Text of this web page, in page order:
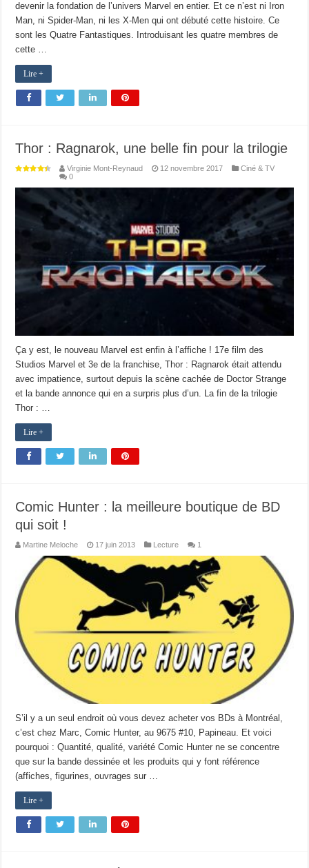
devenir la fondation de l’univers Marvel en entier. Et ce n’est ni Iron
Man, ni Spider-Man, ni les X-Men qui ont débuté cette histoire. Ce
sont les Quatre Fantastiques. Introduisant les quatre membres de
cette …
Lire +
Thor : Ragnarok, une belle fin pour la trilogie
Virginie Mont-Reynaud 12 novembre 2017
Ciné & TV
0
Ça y est, le nouveau Marvel est enfin à l’affiche ! 17e film des
Studios Marvel et 3e de la franchise, Thor : Ragnarok était attendu
avec impatience, surtout depuis la scène cachée de Doctor Strange
et la bande annonce qui en a surpris plus d’un. La fin de la trilogie
Thor : …
Lire +
Comic Hunter : la meilleure boutique de BD
qui soit !
Martine Meloche 17 juin 2013 Lecture 1
S’il y a un seul endroit où vous devez acheter vos BDs à Montréal,
c’est chez Marc, Comic Hunter, au 9675 #10, Papineau. Et voici
pourquoi : Quantité, qualité, variété Comic Hunter ne se concentre
que sur la bande dessinée et les produits qui y font référence
(affiches, figurines, ouvrages sur …
Lire +